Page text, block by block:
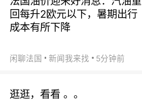
回每升2欧元以下，暑期出行
成本有所下降
闲聊法国 新闻我来找 5分钟前
逛逛，看看 。。